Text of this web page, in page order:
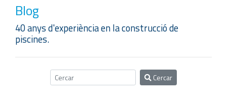
Blog
40 anys d'experiència en la construcció de
piscines.
Cercar